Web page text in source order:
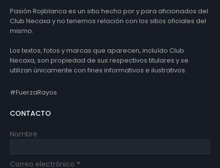
Pasión Rojiblanca es un sitio hecho por y para aficionados del
Club Necaxa y no tenemos relación con los sitios oficiales del
mismo.
Los textos, fotos y marcas que aparecen, incluído Club
Necaxa, son propiedad de sus respectivos titulares y se
utilizan únicamente con fines informativos e ilustrativos.
#FuerzaRayos
CONTACTO
Nombre
Correo electrónico *